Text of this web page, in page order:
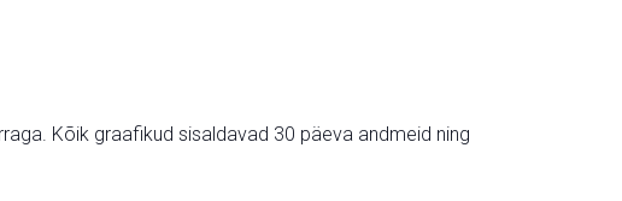
Kõik graafikud sisaldavad 30 päeva andmeid ning